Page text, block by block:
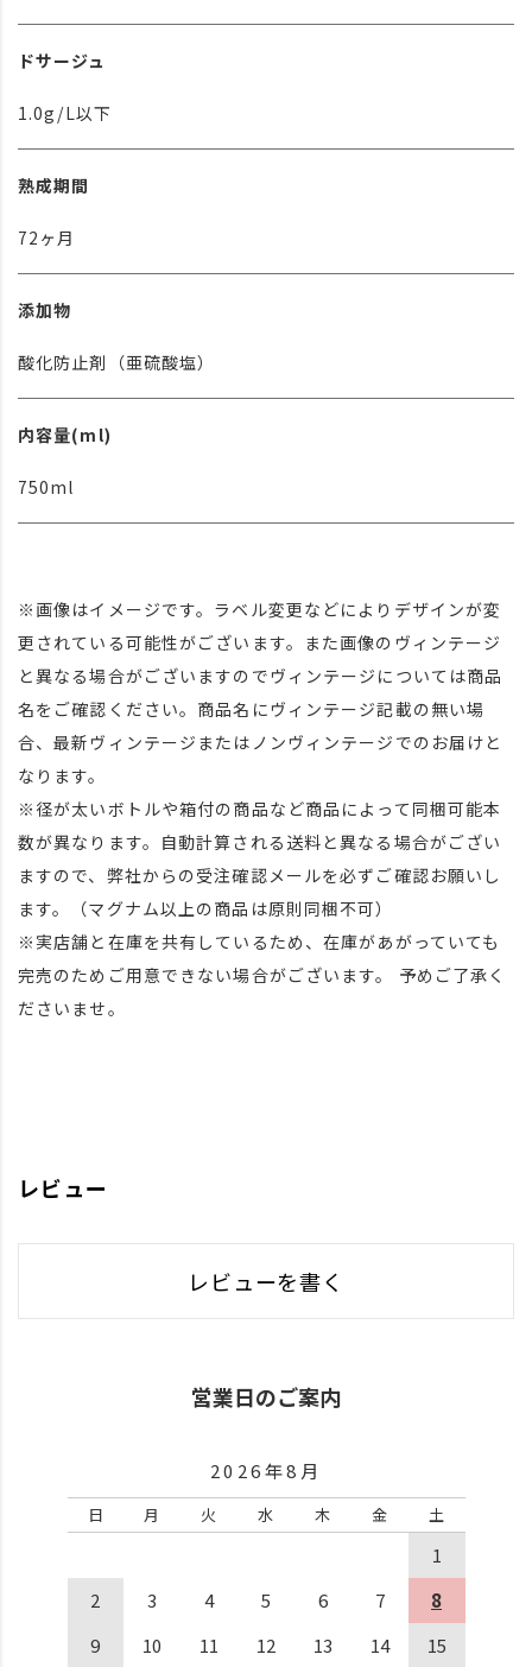
ドサージュ
1.0g/L以下
熟成期間
72ヶ月
添加物
酸化防止剤（亜硫酸塩）
内容量(ml)
750ml
※画像はイメージです。ラベル変更などによりデザインが変
更されている可能性がございます。また画像のヴィンテージ
と異なる場合がございますのでヴィンテージについては商品
名をご確認ください。商品名にヴィンテージ記載の無い場
合、最新ヴィンテージまたはノンヴィンテージでのお届けと
なります。
※径が太いボトルや箱付の商品など商品によって同梱可能本
数が異なります。自動計算される送料と異なる場合がござい
ますので、弊社からの受注確認メールを必ずご確認お願いし
ます。（マグナム以上の商品は原則同梱不可）
※実店舗と在庫を共有しているため、在庫があがっていても
完売のためご用意できない場合がございます。 予めご了承く
ださいませ。
レビュー
レビューを書く
営業日のご案内
2026年8月
日 月 火 水 木 金 土
1
2
3 4 5 6 7
8
9
10 11 12 13 14
15